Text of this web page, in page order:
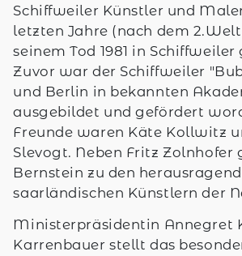
Schiffweiler Künstler und
letzten Jahre (nach dem
seinem Tod 1981 in
Zuvor war der Schiffweiler
und Berlin in bekannten
ausgebildet und gefördert
Freunde waren Käte Kollwitz
Slevogt. Neben Fritz
Bernstein zu den
saarländischen Künstlern der
Ministerpräsidentin Annegret
Karrenbauer stellt das